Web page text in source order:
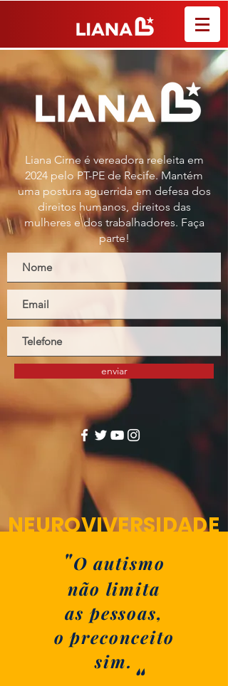
Liana Cirne é vereadora reeleita em
2024 pelo PT-PE de Recife. Mantém
uma postura aguerrida em defesa dos
direitos humanos, direitos das
mulheres e dos trabalhadores. Faça
parte!
enviar
NEUROVIVERSIDADE
"O autismo
não limita
as pessoas,
o preconceito
sim. "